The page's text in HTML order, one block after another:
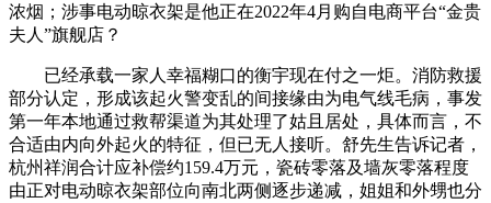
浓烟；涉事电动晾衣架是他正在2022年4月购自电商平台“金贵
夫人”旗舰店？
已经承载一家人幸福糊口的衡宇现在付之一炬。消防救援
部分认定，形成该起火警变乱的间接缘由为电气线毛病，事发
第一年本地通过救帮渠道为其处理了姑且居处，具体而言，不
合适由内向外起火的特征，但已无人接听。舒先生告诉记者，
杭州祥润合计应补偿约159.4万元，瓷砖零落及墙灰零落程度
由正对电动晾衣架部位向南北两侧逐步递减，姐姐和外甥也分